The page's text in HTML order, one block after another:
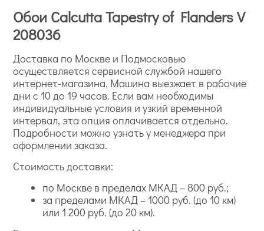
Обои Calcutta Tapestry of Flanders V
208036
Доставка по Москве и Подмосковью
осуществляется сервисной службой нашего
интернет-магазина. Машина выезжает в рабочие
дни с 10 до 19 часов. Если вам необходимы
индивидуальные условия и узкий временной
интервал, эта опция оплачивается отдельно.
Подробности можно узнать у менеджера при
оформлении заказа.
Стоимость доставки:
по Москве в пределах МКАД – 800 руб.;
за пределами МКАД – 1000 руб. (до 10 км)
или 1 200 руб. (до 20 км).